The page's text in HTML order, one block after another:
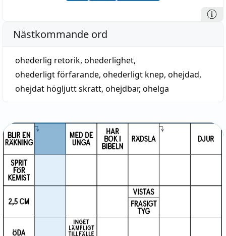
Nästkommande ord
ohederlig retorik, ohederlighet,
ohederligt förfarande, ohederligt knep, ohejdad,
ohejdat högljutt skratt, ohejdbar, ohelga